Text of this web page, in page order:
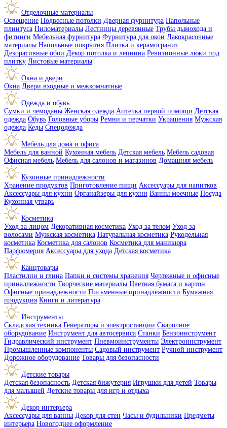
Отделочные материалы
Освещение Подвесные потолки Дверная фурнитура Напольные
плинтуса Пиломатериалы Лестницы деревянные Трубы дымохода и
фитинги Мебельная фурнитура Фурнитура для окон Лакокрасочные
материалы Напольные покрытия Плитка и керамогранит
Декоративные обои Декор потолка и лепнина Ревизионные люки под
плитку Листовые материалы
Окна и двери
Окна Двери входные и межкомнатные
Одежда и обувь
Сумки и чемоданы Женская одежда Аптечка первой помощи Детская
одежда Обувь Головные уборы Ремни и перчатки Украшения Мужская
одежда Кеды Спецодежда
Мебель для дома и офиса
Мебель для ванной Кухонная мебель Детская мебель Мебель садовая
Офисная мебель Мебель для салонов и магазинов Домашняя мебель
Кухонные принадлежности
Хранение продуктов Приготовление пищи Аксессуары для напитков
Аксессуары для кухни Органайзеры для кухни Ванны моечные Посуда
Кухонная утварь
Косметика
Уход за лицом Декоративная косметика Уход за телом Уход за
волосами Мужская косметика Натуральная косметика Рукодельная
косметика Косметика для салонов Косметика для маникюра
Парфюмерия Аксессуары для ухода Детская косметика
Канцтовары
Пластилин и глина Папки и системы хранения Чертежные и офисные
принадлежности Творческие материалы Цветная бумага и картон
Офисные принадлежности Письменные принадлежности Бумажная
продукция Книги и литература
Инструменты
Складская техника Генераторы и электростанции Сварочное
оборудование Инструмент для автосервиса Станки Бензоинструмент
Гидравлический инструмент Пневмоинструменты Электроинструмент
Промышленные компоненты Садовый инструмент Ручной инструмент
Дорожное оборудование Товары для безопасности
Детские товары
Детская безопасность Детская бижутерия Игрушки для детей Товары
для малышей Детские товары для игр и отдыха
Декор интерьера
Аксессуары для ванны Декор для стен Часы и будильники Предметы
интерьера Новогоднее оформление